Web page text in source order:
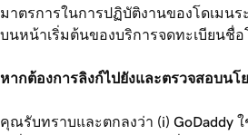
มาตรการในการปฏิบัติงานของโดเมนร
บนหน้าเริ่มต้นของบริการจดทะเบียนชื่อ
หากต้องการลิงก์ไปยังและตรวจสอบน
คุณรับทราบและตกลงว่า (i) GoDaddy